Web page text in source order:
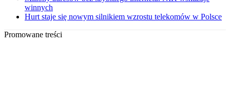
winnych
Hurt staje się nowym silnikiem wzrostu telekomów w Polsce
Promowane treści